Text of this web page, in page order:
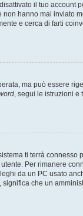
il tuo account
hanno mai inviato
e cerca di farti
ma può essere
, segui le istruzioni e
ti terrà connesso
Per rimanere
da un PC usato
che un